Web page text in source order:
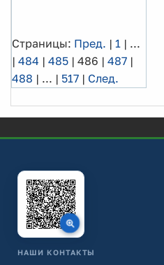
Страницы: Пред. | 1 | ...
| 484 | 485 | 486 | 487 |
488 | ... | 517 | След.
НАШИ КОНТАКТЫ